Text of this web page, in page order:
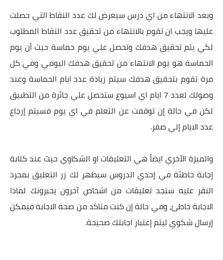
وبعد الانتهاء من اي درس سيعرض لك عدد النقاط التي حصلت
عليها ويجب ان تقوم بالانتهاء من تحقيق عدد النقاط المطلوب
لكي يتم تحقيق هدفك وتحصل علي يوم حماسة حيث أن يوم
الحماسة هو يوم الانتهاء من تحقيق هدفك اليومي وفي كل
مرة تقوم بتحقيق هدفك سيتم زيادة عدد ايام الحماسة وعند
وصولك لعدد 7 ايام اي اسبوع ستحصل علي جائرة من التطبيق
لكن في حالة إن توقفت عن التعلم في اي يوم فسيتم إرجاع
عدد الايام إلي صفر.
والميزة الآخري ايضاً هي التعليقات او الشكاوي حيث عند كتابة
إجابة خاطئة في إحدي الدروس سيظهر لك زر التعليق بمجرد
النقر عليه ستجد تعليقات من اشخاص آخرون يخبرونك لماذا
الاجابة خاطئ، وفي حالة إن كنت متاكد من صحة الاجابة فيمكن
إرسال شكوي ليتم إعتبار اجابتك صحيحة.